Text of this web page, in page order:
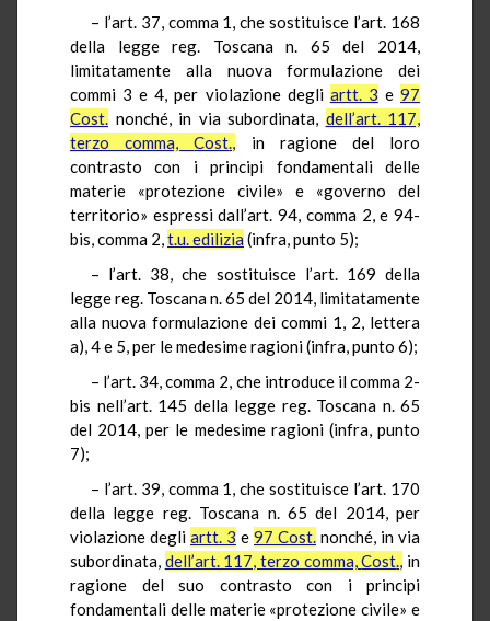
– l’art. 37, comma 1, che sostituisce l’art. 168
della legge reg. Toscana n. 65 del 2014,
limitatamente alla nuova formulazione dei
commi 3 e 4, per violazione degli artt. 3 e97
Cost. nonché, in via subordinata, dell’art. 117,
terzo comma,Cost., in ragione del loro
contrasto con i principi fondamentali delle
materie «protezione civile» e «governo del
territorio» espressi dall’art. 94, comma 2, e 94-
bis, comma 2,t.u.edilizia (infra, punto 5);
– l’art. 38, che sostituisce l’art. 169 della
legge reg. Toscana n. 65 del 2014, limitatamente
alla nuova formulazione dei commi 1, 2, lettera
a), 4 e 5, per le medesime ragioni (infra, punto 6);
– l’art. 34, comma 2, che introduce il comma 2-
bis nell’art. 145 della legge reg. Toscana n. 65
del 2014, per le medesime ragioni (infra, punto
7);
– l’art. 39, comma 1, che sostituisce l’art. 170
della legge reg. Toscana n. 65 del 2014, per
violazione degli artt. 3 e 97 Cost. nonché, in via
subordinata, dell’art. 117, terzo comma,Cost., in
ragione del suo contrasto con i principi
fondamentali delle materie «protezione civile» e